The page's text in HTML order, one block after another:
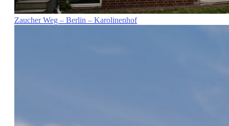
Zaucher Weg – Berlin – Karolinenhof